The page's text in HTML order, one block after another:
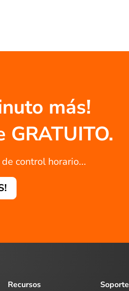
más!
control horario...
Recursos Soporte